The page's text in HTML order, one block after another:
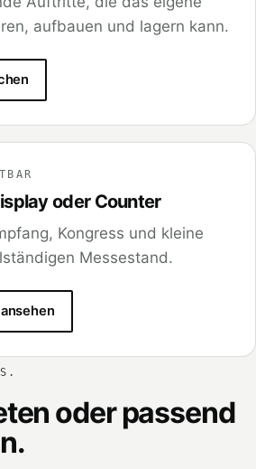
aufbauen und lagern kann.
oder Counter
Kongress und kleine
Messestand.
oder passend